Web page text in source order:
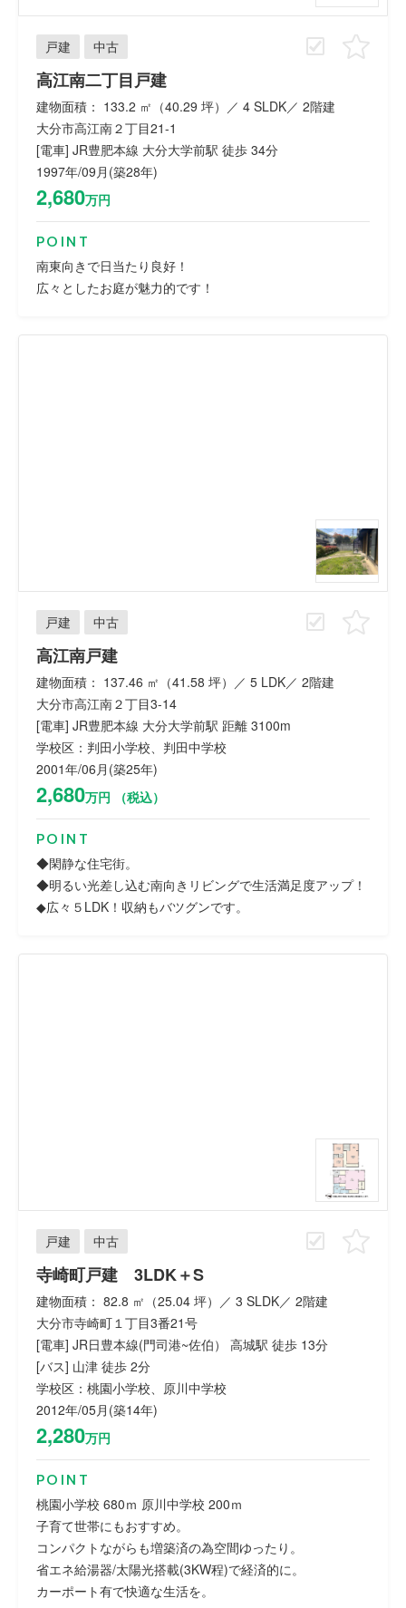
戸建 中古
高江南二丁目戸建
建物面積： 133.2 ㎡（40.29 坪）／ 4 SLDK／ 2階建
大分市高江南２丁目21-1
[電車] JR豊肥本線 大分大学前駅 徒歩 34分
1997年/09月(築28年)
2,680万円
POINT
南東向きで日当たり良好！
広々としたお庭が魅力的です！
戸建 中古
高江南戸建
建物面積： 137.46 ㎡（41.58 坪）／ 5 LDK／ 2階建
大分市高江南２丁目3-14
[電車] JR豊肥本線 大分大学前駅 距離 3100m
学校区：判田小学校、判田中学校
2001年/06月(築25年)
2,680万円 （税込）
POINT
◆閑静な住宅街。
◆明るい光差し込む南向きリビングで生活満足度アップ！
◆広々５LDK！収納もバツグンです。
戸建 中古
寺崎町戸建 3LDK＋S
建物面積： 82.8 ㎡（25.04 坪）／ 3 SLDK／ 2階建
大分市寺崎町１丁目3番21号
[電車] JR日豊本線(門司港~佐伯） 高城駅 徒歩 13分
[バス] 山津 徒歩 2分
学校区：桃園小学校、原川中学校
2012年/05月(築14年)
2,280万円
POINT
桃園小学校 680ｍ 原川中学校 200ｍ
子育て世帯にもおすすめ。
コンパクトながらも増築済の為空間ゆったり。
省エネ給湯器/太陽光搭載(3KW程)で経済的に。
カーポート有で快適な生活を。